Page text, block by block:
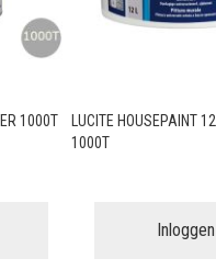
1000T
LUCITE HOUSEPAINT
1000T
Inloggen